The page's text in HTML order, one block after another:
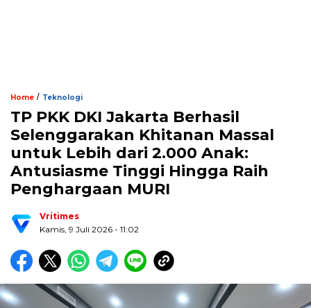
Home / Teknologi
TP PKK DKI Jakarta Berhasil
Selenggarakan Khitanan Massal
untuk Lebih dari 2.000 Anak:
Antusiasme Tinggi Hingga Raih
Penghargaan MURI
Vritimes
Kamis, 9 Juli 2026 - 11:02